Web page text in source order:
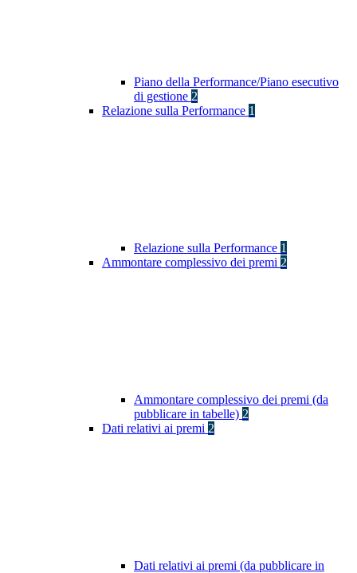
Piano della Performance/Piano esecutivo
di gestione 2
Relazione sulla Performance 1
Relazione sulla Performance 1
Ammontare complessivo dei premi 2
Ammontare complessivo dei premi (da
pubblicare in tabelle) 2
Dati relativi ai premi 2
Dati relativi ai premi (da pubblicare in